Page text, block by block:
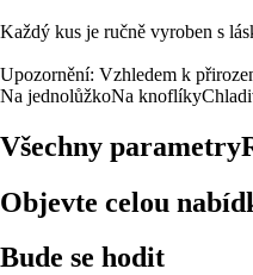
Každý kus je ručně vyroben s
Upozornění: Vzhledem k
Na jednolůžkoNa knoflíky
Všechny parametry
Objevte celou
Bude se hodit